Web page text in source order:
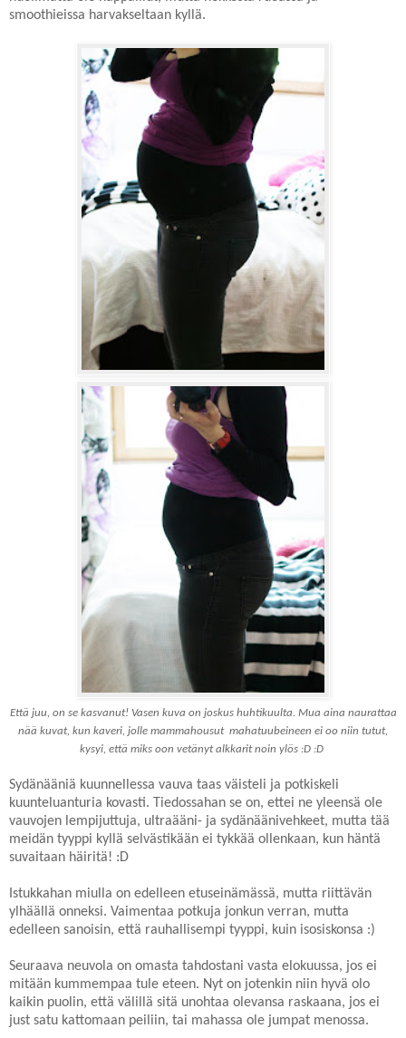
smoothieissa harvakseltaan kyllä.
Että juu, on se kasvanut! Vasen kuva on joskus huhtikuulta. Mua aina naurattaa
nää kuvat, kun kaveri, jolle mammahousut mahatuubeineen ei oo niin tutut,
kysyi, että miks oon vetänyt alkkarit noin ylös :D :D
Sydänääniä kuunnellessa vauva taas väisteli ja potkiskeli
kuunteluanturia kovasti. Tiedossahan se on, ettei ne yleensä ole
vauvojen lempijuttuja, ultraääni- ja sydänäänivehkeet, mutta tää
meidän tyyppi kyllä selvästikään ei tykkää ollenkaan, kun häntä
suvaitaan häiritä! :D
Istukkahan miulla on edelleen etuseinämässä, mutta riittävän
ylhäällä onneksi. Vaimentaa potkuja jonkun verran, mutta
edelleen sanoisin, että rauhallisempi tyyppi, kuin isosiskonsa :)
Seuraava neuvola on omasta tahdostani vasta elokuussa, jos ei
mitään kummempaa tule eteen. Nyt on jotenkin niin hyvä olo
kaikin puolin, että välillä sitä unohtaa olevansa raskaana, jos ei
just satu kattomaan peiliin, tai mahassa ole jumpat menossa.